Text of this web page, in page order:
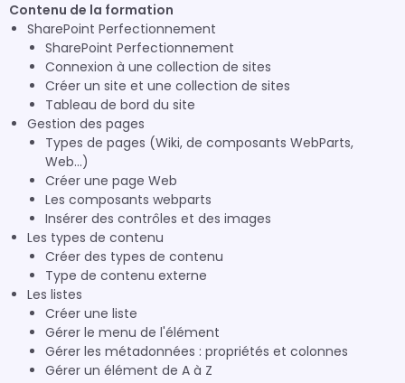
Contenu de la formation
SharePoint Perfectionnement
SharePoint Perfectionnement
Connexion à une collection de sites
Créer un site et une collection de sites
Tableau de bord du site
Gestion des pages
Types de pages (Wiki, de composants WebParts,
Web...)
Créer une page Web
Les composants webparts
Insérer des contrôles et des images
Les types de contenu
Créer des types de contenu
Type de contenu externe
Les listes
Créer une liste
Gérer le menu de l'élément
Gérer les métadonnées : propriétés et colonnes
Gérer un élément de A à Z